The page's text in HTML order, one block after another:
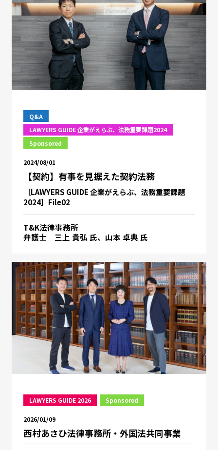
Q&A
LAWYERS GUIDE 企業がえらぶ、法務重要課題2024
Sponsored
2024/08/01
【契約】有事を見据えた契約法務
［LAWYERS GUIDE 企業がえらぶ、法務重要課題
2024］File02
T&K法律事務所
弁護士 三上 貴弘 氏、山本 卓典 氏
LAWYERS GUIDE 2026 Sponsored
2026/01/09
西村あさひ法律事務所・外国法共同事業